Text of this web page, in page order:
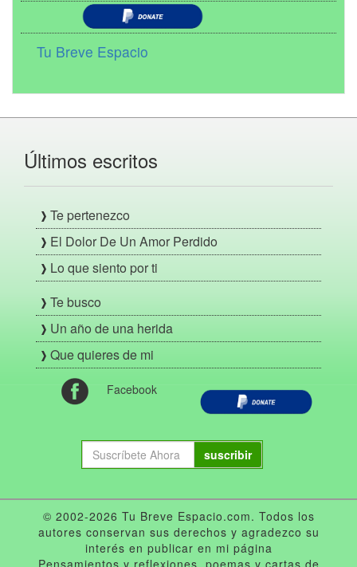
Tu Breve Espacio
Últimos escritos
Te pertenezco
El Dolor De Un Amor Perdido
Lo que siento por ti
Te busco
Un año de una herida
Que quieres de mi
Facebook
suscribir
© 2002-2026 Tu Breve Espacio.com. Todos los
autores conservan sus derechos y agradezco su
interés en publicar en mi página
Pensamientos y reflexiones, poemas y cartas de